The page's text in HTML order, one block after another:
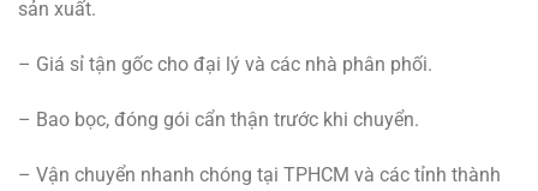
sản xuất.
– Giá sỉ tận gốc cho đại lý và các nhà phân phối.
– Bao bọc, đóng gói cẩn thận trước khi chuyển.
– Vận chuyển nhanh chóng tại TPHCM và các tỉnh thành